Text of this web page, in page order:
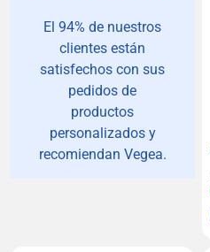
El 94% de nuestros
clientes están
satisfechos con sus
pedidos de
productos
personalizados y
recomiendan Vegea.